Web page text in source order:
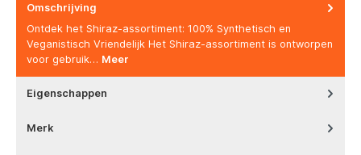
Omschrijving
Ontdek het Shiraz-assortiment: 100% Synthetisch en
Veganistisch Vriendelijk Het Shiraz-assortiment is ontworpen
voor gebruik… Meer
Eigenschappen
Merk